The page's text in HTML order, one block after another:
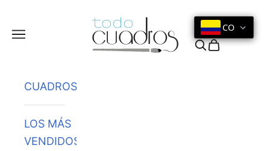
Menú
CO
Buscar
Cesta
CUADROS
LOS MÁS
VENDIDOS